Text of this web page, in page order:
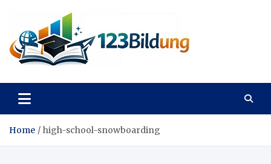
content
123Bildung
Home high-school-snowboarding